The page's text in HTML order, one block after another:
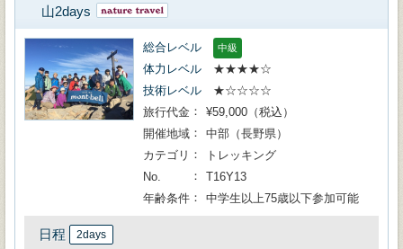
山2days
総合レベル 中級
体力レベル
★★★★☆
技術レベル
★☆☆☆☆
旅行代金
¥59,000（税込）
開催地域
中部（長野県）
カテゴリ
トレッキング
No.
T16Y13
年齢条件
中学生以上75歳以下参加可能
日程 2days